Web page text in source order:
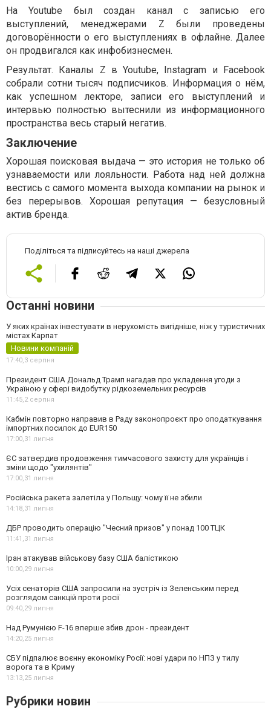
На Youtube был создан канал с записью его
выступлений, менеджерами Z были проведены
договорённости о его выступлениях в офлайне. Далее
он продвигался как инфобизнесмен.
Результат. Каналы Z в Youtube, Instagram и Facebook
собрали сотни тысяч подписчиков. Информация о нём,
как успешном лекторе, записи его выступлений и
интервью полностью вытеснили из информационного
пространства весь старый негатив.
Заключение
Хорошая поисковая выдача — это история не только об
узнаваемости или лояльности. Работа над ней должна
вестись с самого момента выхода компании на рынок и
без перерывов. Хорошая репутация — безусловный
актив бренда.
Поділіться та підписуйтесь на наші джерела
Останні новини
У яких країнах інвестувати в нерухомість вигідніше, ніж у туристичних
містах Карпат
Новини компаній
17:40, 3 серпня
Президент США Дональд Трамп нагадав про укладення угоди з
Україною у сфері видобутку рідкоземельних ресурсів
11:45, 2 серпня
Кабмін повторно направив в Раду законопроєкт про оподаткування
імпортних посилок до EUR150
17:00, 31 липня
ЄС затвердив продовження тимчасового захисту для українців і
зміни щодо "ухилянтів"
17:00, 31 липня
Російська ракета залетіла у Польщу: чому її не збили
14:18, 31 липня
ДБР проводить операцію "Чесний призов" у понад 100 ТЦК
11:41, 31 липня
Іран атакував військову базу США балістикою
10:00, 29 липня
Усіх сенаторів США запросили на зустріч із Зеленським перед
розглядом санкцій проти росії
09:40, 29 липня
Над Румунією F-16 вперше збив дрон - президент
14:20, 25 липня
СБУ підпалює воєнну економіку Росії: нові удари по НПЗ у тилу
ворога та в Криму
13:13, 25 липня
Рубрики новин